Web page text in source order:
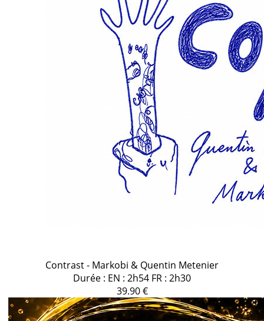
Contrast - Markobi & Quentin Metenier
Durée : EN : 2h54 FR : 2h30
39.90 €